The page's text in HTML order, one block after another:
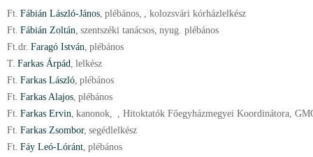
Ft. Fábián László-János, plébános, , kolozsvári kórházlelkész
Ft. Fábián Zoltán, szentszéki tanácsos, nyug. plébános
Ft.dr. Faragó István, plébános
T. Farkas Árpád, lelkész
Ft. Farkas László, plébános
Ft. Farkas Alajos, plébános
Ft. Farkas Ervin, kanonok, , Hitoktatók Főegyházmegyei Koordinátora,
Ft. Farkas Zsombor, segédlelkész
Ft. Fáy Leó-Lóránt, plébános